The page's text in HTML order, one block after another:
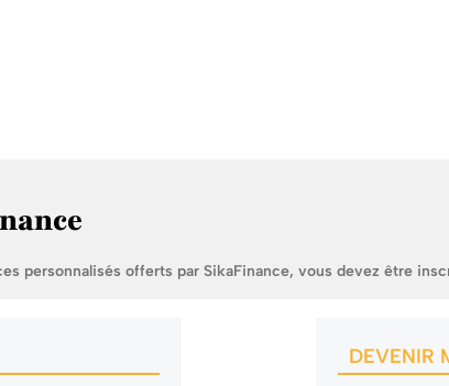
personnalisés offerts par SikaFinance, vous devez être
DEVENIR